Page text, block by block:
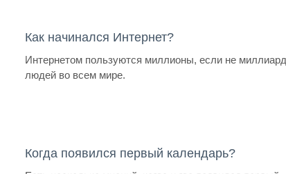
Как начинался Интернет?
Интернетом пользуются миллионы, если не
людей во всем мире.
Когда появился первый календарь?